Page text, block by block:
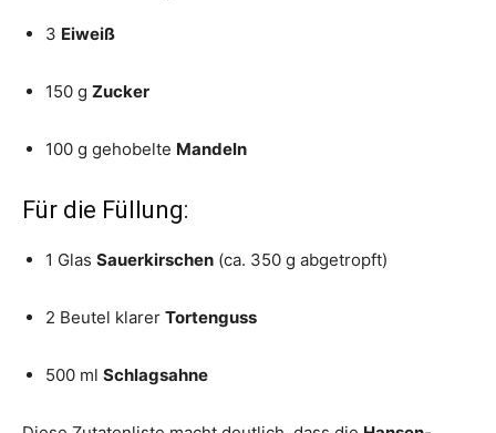
3 Eiweiß
150 g Zucker
100 g gehobelte Mandeln
Für die Füllung:
1 Glas Sauerkirschen (ca. 350 g abgetropft)
2 Beutel klarer Tortenguss
500 ml Schlagsahne